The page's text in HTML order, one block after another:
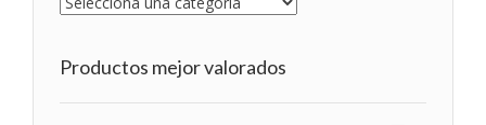
Productos mejor valorados